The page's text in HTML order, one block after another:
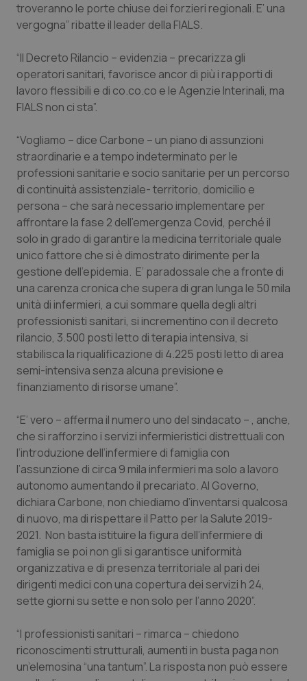
Quotidiano Pediatria
Salute orale & impianti
Tiroide
Tumore al seno
Tumore ovarico
Tumori del Polmone & Testa Collo
Tumori gastrointestinali
Ulcera & Reflusso
Vaccini
troveranno le porte chiuse dei forzieri regionali. E’ una
vergogna” ribatte il leader della FIALS.
“Il Decreto Rilancio – evidenzia – precarizza gli
operatori sanitari, favorisce ancor di più i rapporti di
lavoro flessibili e di co.co.co e le Agenzie Interinali, ma
FIALS non ci sta”.
“Vogliamo – dice Carbone – un piano di assunzioni
straordinarie e a tempo indeterminato per le
professioni sanitarie e socio sanitarie per un percorso
di continuità assistenziale- territorio, domicilio e
persona – che sarà necessario implementare per
affrontare la fase 2 dell’emergenza Covid, perché il
solo in grado di garantire la medicina territoriale quale
unico fattore che si è dimostrato dirimente per la
gestione dell’epidemia. E’ paradossale che a fronte di
una carenza cronica che supera di gran lunga le 50 mila
unità di infermieri, a cui sommare quella degli altri
professionisti sanitari, si incrementino con il decreto
rilancio, 3.500 posti letto di terapia intensiva, si
stabilisca la riqualificazione di 4.225 posti letto di area
semi-intensiva senza alcuna previsione e
finanziamento di risorse umane”.
“E’ vero – afferma il numero uno del sindacato – , anche,
che si rafforzino i servizi infermieristici distrettuali con
l’introduzione dell’infermiere di famiglia con
l’assunzione di circa 9 mila infermieri ma solo a lavoro
autonomo aumentando il precariato. Al Governo,
dichiara Carbone, non chiediamo d’inventarsi qualcosa
di nuovo, ma di rispettare il Patto per la Salute 2019-
2021. Non basta istituire la figura dell’infermiere di
famiglia se poi non gli si garantisce uniformità
organizzativa e di presenza territoriale al pari dei
dirigenti medici con una copertura dei servizi h 24,
sette giorni su sette e non solo per l’anno 2020”.
“I professionisti sanitari – rimarca – chiedono
riconoscimenti strutturali, aumenti in busta paga non
un’elemosina “una tantum”. La risposta non può essere